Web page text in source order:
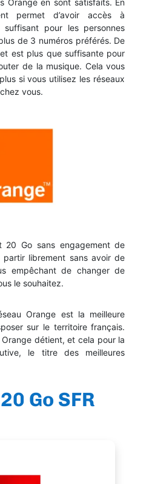
permet d’avoir accès à
suffisant pour les personnes
de 3 numéros préférés. De
est plus que suffisante pour
de la musique. Cela vous
si vous utilisez les réseaux
vous.
20 Go sans engagement de
librement sans avoir de
empêchant de changer de
le souhaitez.
Orange est la meilleure
sur le territoire français.
Orange détient, et cela pour la
le titre des meilleures
Go SFR